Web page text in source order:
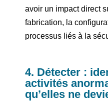
avoir un impact direct
fabrication, la
processus liés à la
4. Détecter :
activités
qu’elles ne